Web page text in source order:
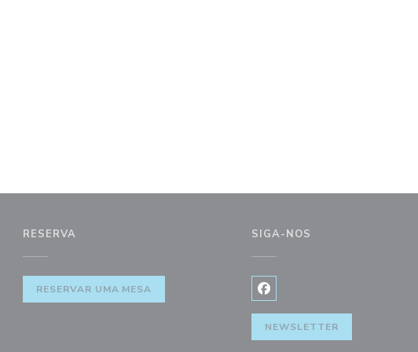
RESERVA
RESERVAR UMA MESA
SIGA-NOS
Facebook ((abre numa nova
NEWSLETTER